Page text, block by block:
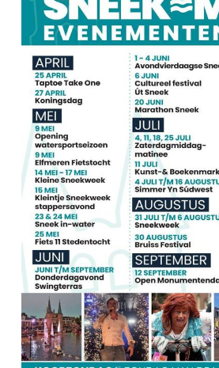
Overnachten
Winkelen
En meer
Arrangementen
Jouw Sneek
De Friese meren
Other languages
UITagenda
Routes
Veel bezochte pagina's:
Top 10 leuke dingen